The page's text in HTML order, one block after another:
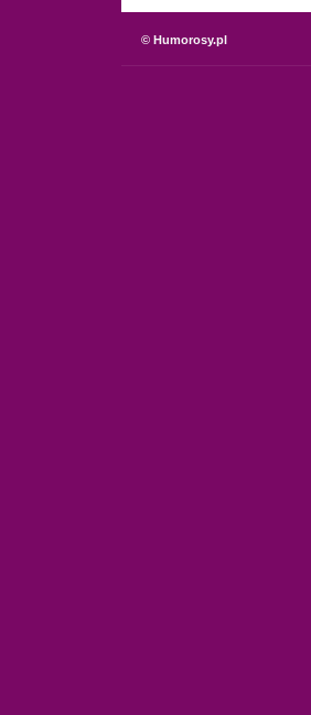
© Humorosy.pl